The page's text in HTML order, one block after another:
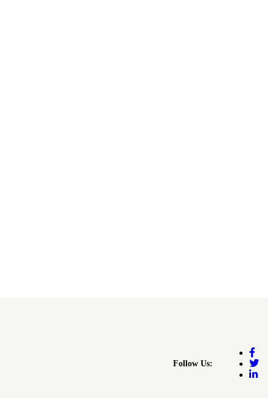
Follow Us: